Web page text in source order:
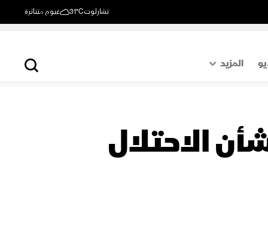
تشارلوت31°C غيوم متناثرة
المزيد
اقتصاد
الاحتلال